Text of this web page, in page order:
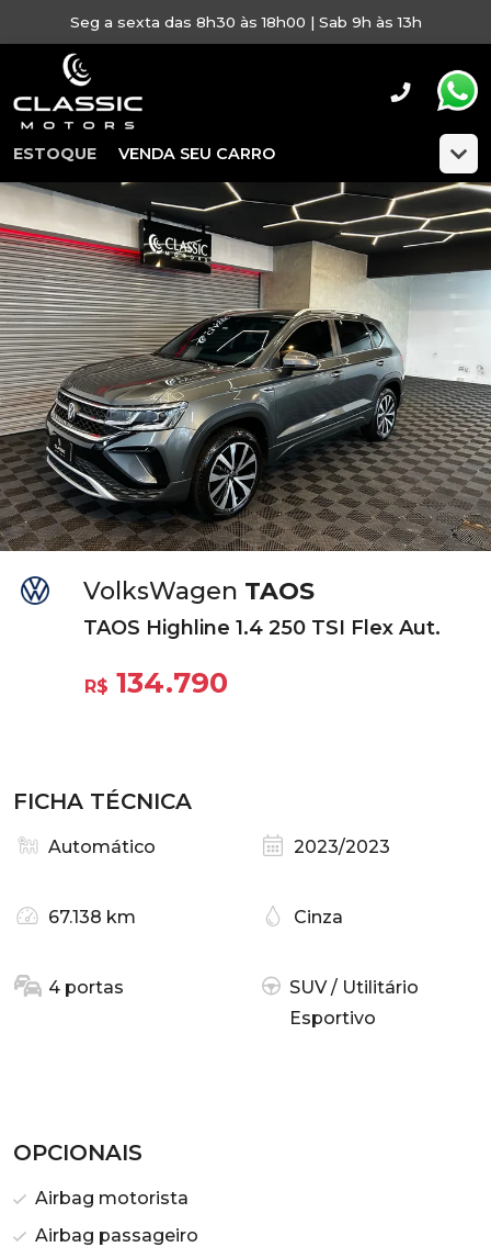
Seg a sexta das 8h30 às 18h00 | Sab 9h às 13h
ESTOQUE VENDA SEU CARRO
VolksWagen TAOS
TAOS Highline 1.4 250 TSI Flex Aut.
R$ 134.790
FICHA TÉCNICA
Automático 2023/2023
67.138 km Cinza
4 portas
SUV / Utilitário
Esportivo
OPCIONAIS
Airbag motorista
Airbag passageiro